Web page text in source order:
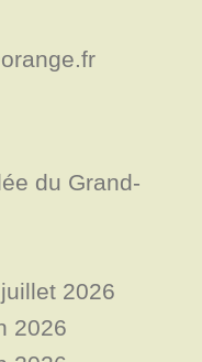
du Grand-
2026
2026